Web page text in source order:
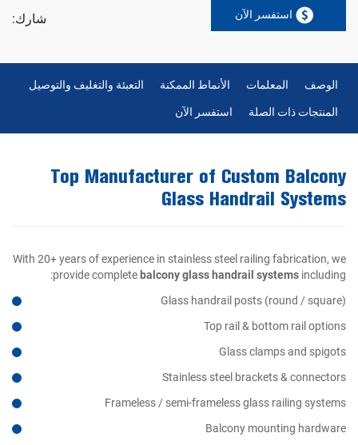
استفسر الآن شارك:
الوصف المعلمات الأنماط الممكنة
التعبئة والتغليف والتوصيل
المنتجات ذات الصلة
استفسر الآن
Top Manufacturer of Custom Balcony
Glass Handrail Systems
With 20+ years of experience in stainless steel railing fabrication, we
provide completebalcony glass handrail systems including:
Glass handrail posts (round / square)
Top rail & bottom rail options
Glass clamps and spigots
Stainless steel brackets & connectors
Frameless / semi-frameless glass railing systems
Balcony mounting hardware